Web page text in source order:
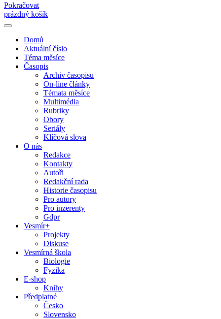
Pokračovat
prázdný košík
Domů
Aktuální číslo
Téma měsíce
Časopis
Archiv časopisu
On-line články
Témata měsíce
Multimédia
Rubriky
Obory
Seriály
Klíčová slova
O nás
Redakce
Kontakty
Autoři
Redakční rada
Historie časopisu
Pro autory
Pro inzerenty
Gdpr
Vesmír+
Projekty
Diskuse
Vesmírná škola
Biologie
Fyzika
E-shop
Knihy
Předplatné
Česko
Slovensko